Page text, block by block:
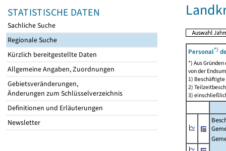
STATISTISCHE DATEN
Sachliche Suche
Regionale Suche
Kürzlich bereitgestellte Daten
Allgemeine Angaben, Zuordnungen
Gebietsveränderungen,
Änderungen zum Schlüsselverzeichnis
Definitionen und Erläuterungen
Newsletter
Personal*)
*) Aus
von der
1)
2)
3)